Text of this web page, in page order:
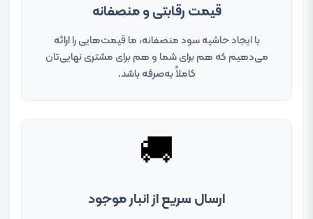
قیمت رقابتی و منصفانه
با ایجاد حاشیه سود منصفانه، ما قیمت‌هایی را ارائه
می‌دهیم که هم برای شما و هم برای مشتری نهایی‌تان
کاملاً به‌صرفه باشد.
🚚
ارسال سریع از انبار موجود